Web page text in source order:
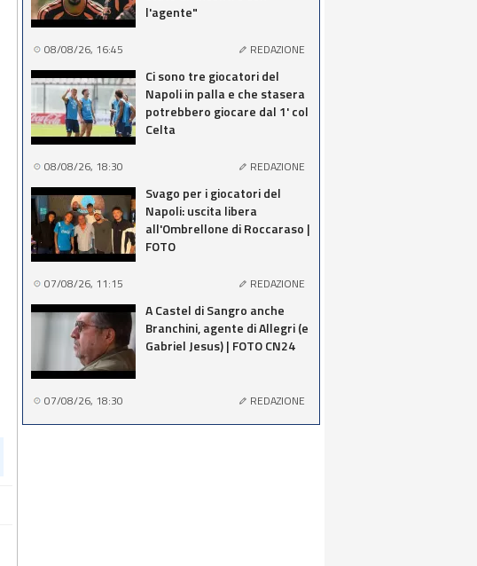
l'agente"
08/08/26, 16:45 REDAZIONE
Ci sono tre giocatori del
Napoli in palla e che stasera
potrebbero giocare dal 1' col
Celta
08/08/26, 18:30 REDAZIONE
Svago per i giocatori del
Napoli: uscita libera
all'Ombrellone di Roccaraso |
FOTO
07/08/26, 11:15 REDAZIONE
A Castel di Sangro anche
Branchini, agente di Allegri (e
Gabriel Jesus) | FOTO CN24
07/08/26, 18:30 REDAZIONE